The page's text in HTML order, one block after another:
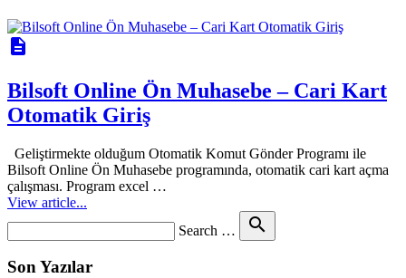
description
Bilsoft Online Ön Muhasebe – Cari Kart
Otomatik Giriş
Geliştirmekte olduğum Otomatik Komut Gönder Programı ile
Bilsoft Online Ön Muhasebe programında, otomatik cari kart açma
çalışması. Program excel …
View article...
Search … search
Son Yazılar